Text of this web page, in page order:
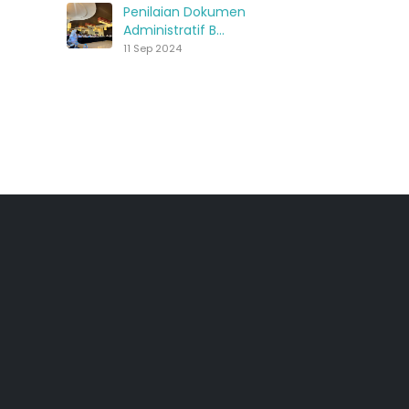
Penilaian Dokumen
Administratif B...
11 Sep 2024